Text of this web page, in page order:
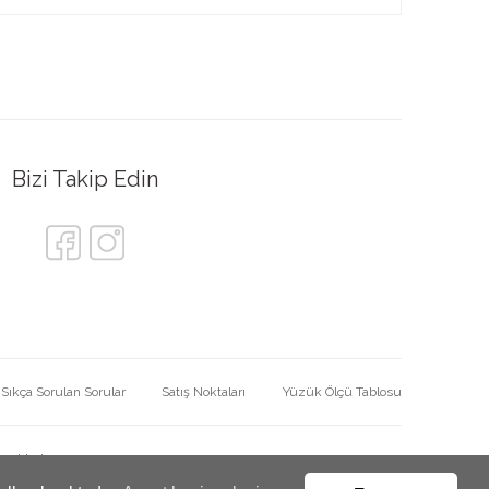
Bizi Takip Edin
Sıkça Sorulan Sorular Satış Noktaları Yüzük Ölçü Tablosu